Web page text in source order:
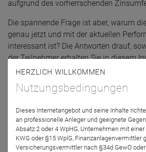
aufgrund des vorherrschenden
Die spannende Frage ist aber, warum
genau jetzt und mit der aktuellen
interessant ist? Die Antworten drauf,
der Teilnehmer erhalten Sie in diesem
Referenten
HERZLICH WILLKOMMEN
Nutzungsbedingungen
Dieses Internetangebot und seine Inhalte
an professionelle Anleger und geeignete
Absatz 2 oder 4 WpHG, Unternehmen mit
KWG oder §15 WplG, Finanzanlagenvermittler
Versicherungsvermittler nach §34d GewO